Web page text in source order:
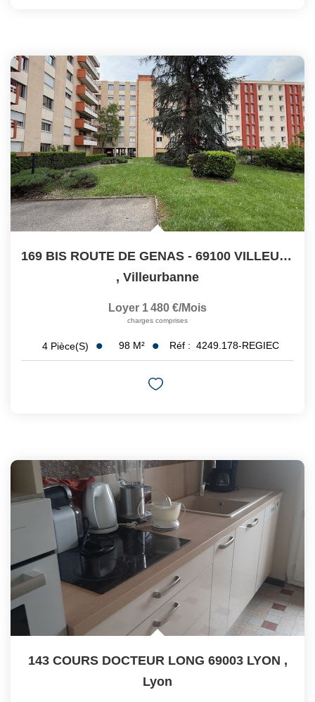
169 BIS ROUTE DE GENAS - 69100 VILLEURBANNE
, Villeurbanne
Loyer 1 480 €/mois
charges comprises
4 Pièce(s) 98 M² Réf : 4249.178-REGIEC
143 COURS DOCTEUR LONG 69003 LYON ,
Lyon